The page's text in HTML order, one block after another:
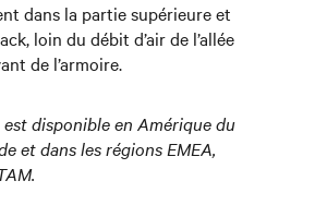
dans la partie supérieure et
loin du débit d’air de l’allée
de l’armoire.
disponible en Amérique du
et dans les régions EMEA,